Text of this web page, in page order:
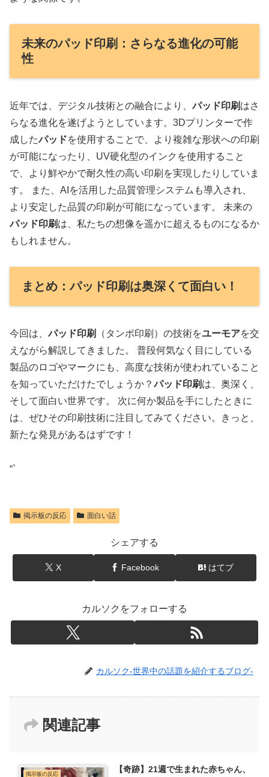
未来のパッド印刷：さらなる進化の可能
性
近年では、デジタル技術との融合により、パッド印刷 はさ
らなる進化を遂げようとしています。3Dプリンターで作
成したパッドを使用することで、より複雑な形状への印刷
が可能になったり、UV硬化型のインクを使用すること
で、より鮮やかで耐久性の高い印刷を実現したりしていま
す。 また、AIを活用した品質管理システムも導入され、
より安定した品質の印刷が可能になっています。 未来の
パッド印刷 は、私たちの想像を遥かに超えるものになるか
もしれません。
まとめ：パッド印刷は奥深くて面白い！
今回は、パッド印刷 （タンポ印刷）の技術をユーモアを交
えながら解説してきました。 普段何気なく目にしている
製品のロゴやマークにも、高度な技術が使われていること
を知っていただけたでしょうか？パッド印刷 は、奥深く、
そして面白い世界です。 次に何か製品を手にしたときに
は、ぜひその印刷技術に注目してみてください。きっと、
新たな発見があるはずです！
“`
掲示板の反応 面白い話
シェアする
X Facebook はてブ
カルソクをフォローする
カルソク-世界中の話題を紹介するブログ-
関連記事
掲示板の反応
【奇跡】21週で生まれた赤ちゃん、